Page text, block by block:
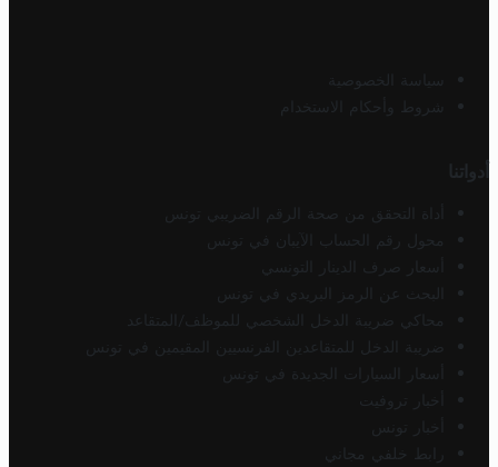
سياسة الخصوصية
شروط وأحكام الاستخدام
أدواتنا
أداة التحقق من صحة الرقم الضريبي تونس
محول رقم الحساب الآيبان في تونس
أسعار صرف الدينار التونسي
البحث عن الرمز البريدي في تونس
محاكي ضريبة الدخل الشخصي للموظف/المتقاعد
ضريبة الدخل للمتقاعدين الفرنسيين المقيمين في تونس
أسعار السيارات الجديدة في تونس
أخبار تروفيت
أخبار تونس
رابط خلفي مجاني